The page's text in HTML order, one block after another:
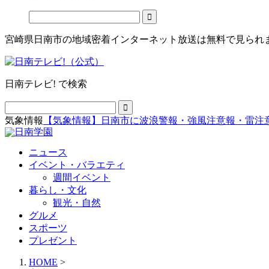
宮崎県日南市の地域密着インターネット放送は無料で見られ
日南テレビ! で検索
気象情報 【気象情報】日南市に波浪警報・強風注意報・雷注
ニュース
イベント・バラエティ
週間イベント
暮らし・文化
観光・自然
グルメ
スポーツ
プレゼント
HOME >